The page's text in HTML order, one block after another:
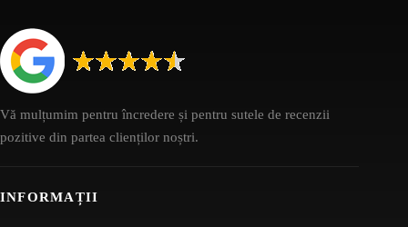
Vă mulțumim pentru încredere și pentru sutele de recenzii
pozitive din partea clienților noștri.
INFORMAȚII